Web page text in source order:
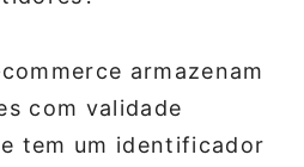
armazenam
com validade
tem um identificador